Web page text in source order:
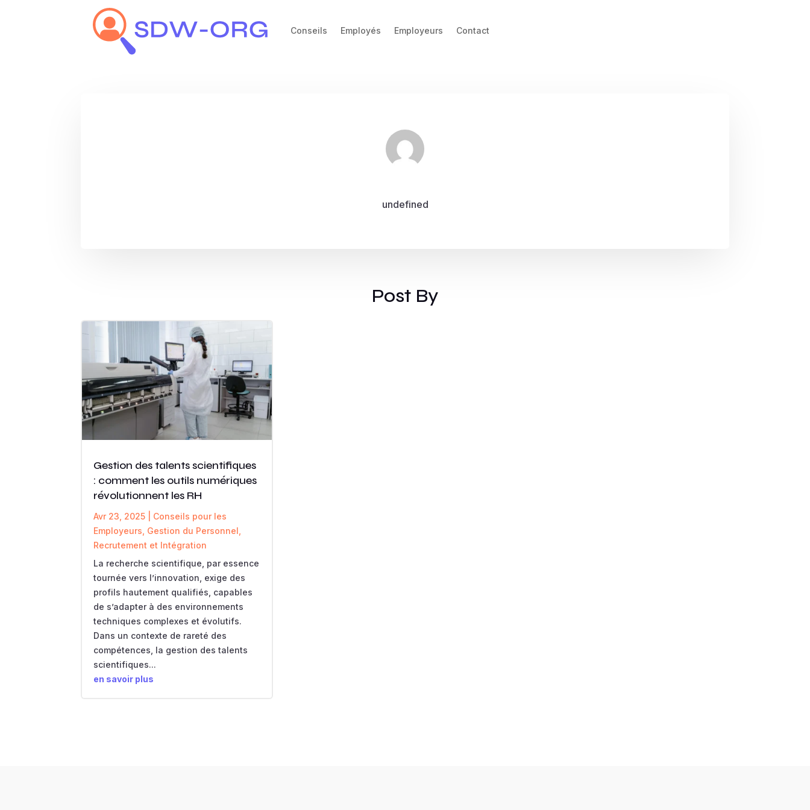
Conseils Employés Employeurs Contact
undefined
Post By
Gestion des talents scientifiques
: comment les outils numériques
révolutionnent les RH
Avr 23, 2025
Conseils pour les
Employeurs Gestion du Personnel
Recrutement et Intégration
La recherche scientifique, par essence
tournée vers l’innovation, exige des
profils hautement qualifiés, capables
de s’adapter à des environnements
techniques complexes et évolutifs.
Dans un contexte de rareté des
compétences, la gestion des talents
scientifiques...
en savoir plus